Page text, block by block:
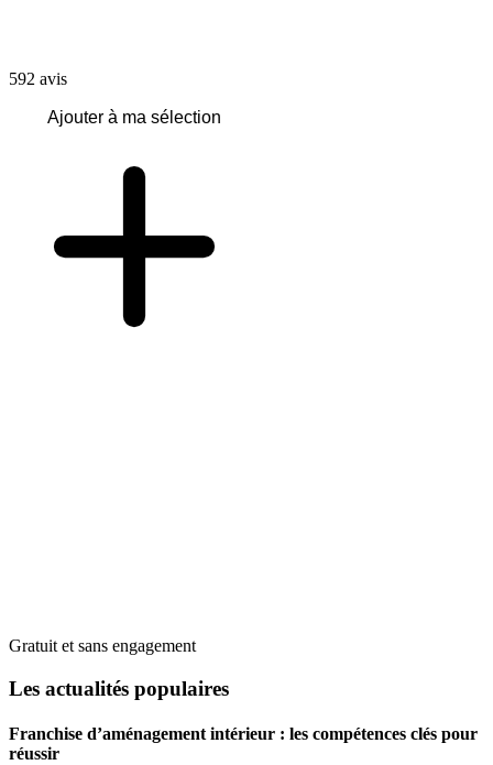
592 avis
Ajouter à ma sélection
Gratuit et sans engagement
Les actualités populaires
Franchise d’aménagement intérieur : les compétences clés pour
réussir